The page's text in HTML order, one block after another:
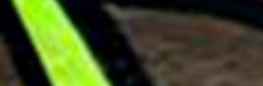
SERVICIOS
ARTISTAS